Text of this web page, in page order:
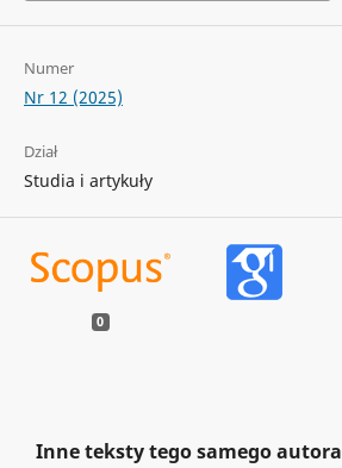
Numer
Nr 12 (2025)
Dział
Studia i artykuły
0
Inne teksty tego samego autora